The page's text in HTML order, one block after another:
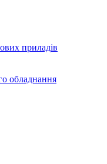
приладів
обладнання